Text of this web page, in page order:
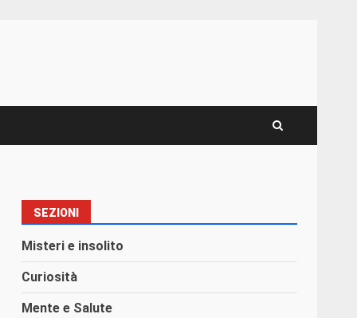
SEZIONI
Misteri e insolito
Curiosità
Mente e Salute